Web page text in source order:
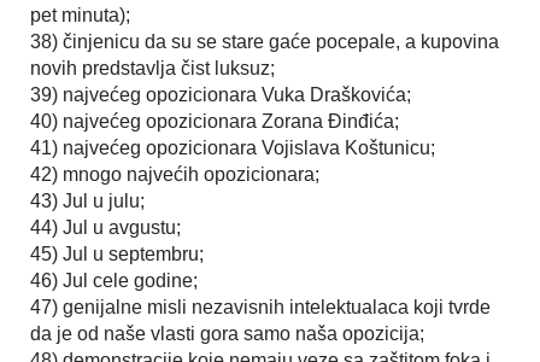
pet minuta);
38) činjenicu da su se stare gaće pocepale, a kupovina
novih predstavlja čist luksuz;
39) najvećeg opozicionara Vuka Draškovića;
40) najvećeg opozicionara Zorana Đinđića;
41) najvećeg opozicionara Vojislava Koštunicu;
42) mnogo najvećih opozicionara;
43) Jul u julu;
44) Jul u avgustu;
45) Jul u septembru;
46) Jul cele godine;
47) genijalne misli nezavisnih intelektualaca koji tvrde
da je od naše vlasti gora samo naša opozicija;